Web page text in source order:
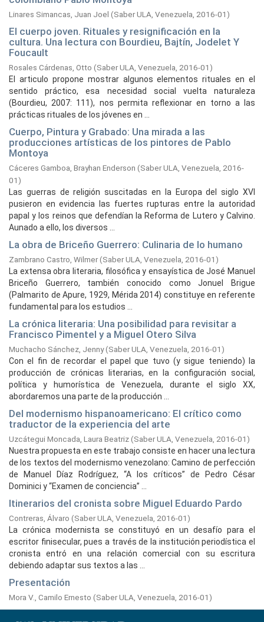
Linares Simancas, Juan Joel (Saber ULA, Venezuela, 2016-01)
El cuerpo joven. Rituales y resignificación en la
cultura. Una lectura con Bourdieu, Bajtín, Jodelet Y
Foucault
Rosales Cárdenas, Otto (Saber ULA, Venezuela, 2016-01)
El articulo propone mostrar algunos elementos rituales en el
sentido práctico, esa necesidad social vuelta naturaleza
(Bourdieu, 2007: 111), nos permita reflexionar en torno a las
prácticas rituales de los jóvenes en ...
Cuerpo, Pintura y Grabado: Una mirada a las
producciones artísticas de los pintores de Pablo
Montoya
Cáceres Gamboa, Brayhan Enderson (Saber ULA, Venezuela, 2016-
01)
Las guerras de religión suscitadas en la Europa del siglo XVI
pusieron en evidencia las fuertes rupturas entre la autoridad
papal y los reinos que defendían la Reforma de Lutero y Calvino.
Aunado a ello, los diversos ...
La obra de Briceño Guerrero: Culinaria de lo humano
Zambrano Castro, Wilmer(Saber ULA, Venezuela, 2016-01)
La extensa obra literaria, filosófica y ensayística de José Manuel
Briceño Guerrero, también conocido como Jonuel Brigue
(Palmarito de Apure, 1929, Mérida 2014) constituye en referente
fundamental para los estudios ...
La crónica literaria: Una posibilidad para revisitar a
Francisco Pimentel y a Miguel Otero Silva
Muchacho Sánchez, Jenny(Saber ULA, Venezuela, 2016-01)
Con el fin de recordar el papel que tuvo (y sigue teniendo) la
producción de crónicas literarias, en la configuración social,
política y humorística de Venezuela, durante el siglo XX,
abordaremos una parte de la producción ...
Del modernismo hispanoamericano: El crítico como
traductor de la experiencia del arte
Uzcátegui Moncada, Laura Beatriz(Saber ULA, Venezuela, 2016-01)
Nuestra propuesta en este trabajo consiste en hacer una lectura
de los textos del modernismo venezolano: Camino de perfección
de Manuel Díaz Rodríguez, “A los críticos” de Pedro César
Dominici y “Examen de conciencia” ...
Itinerarios del cronista sobre Miguel Eduardo Pardo
Contreras, Álvaro (Saber ULA, Venezuela, 2016-01)
La crónica modernista se constituyó en un desafío para el
escritor finisecular, pues a través de la institución periodística el
cronista entró en una relación comercial con su escritura
debiendo adaptar sus textos a las ...
Presentación
Mora V., Camilo Ernesto (Saber ULA, Venezuela, 2016-01)